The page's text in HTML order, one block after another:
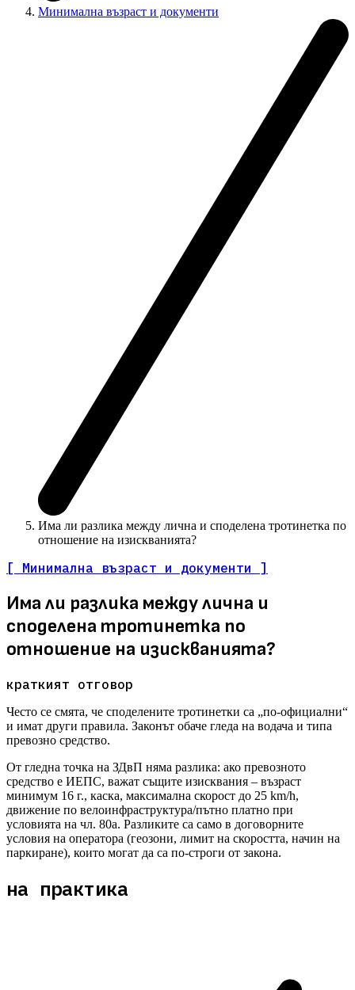
Минимална възраст и документи
Има ли разлика между лична и споделена тротинетка по
отношение на изискванията?
[ Минимална възраст и документи ]
Има ли разлика между лична и
споделена тротинетка по
отношение на изискванията?
краткият отговор
Често се смята, че споделените тротинетки са „по-официални“
и имат други правила. Законът обаче гледа на водача и типа
превозно средство.
От гледна точка на ЗДвП няма разлика: ако превозното
средство е ИЕПС, важат същите изисквания – възраст
минимум 16 г., каска, максимална скорост до 25 km/h,
движение по велоинфраструктура/пътно платно при
условията на чл. 80а. Разликите са само в договорните
условия на оператора (геозони, лимит на скоростта, начин на
паркиране), които могат да са по-строги от закона.
на практика